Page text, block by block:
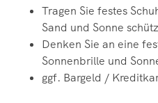
Tragen Sie festes
Sand und Sonne
Denken Sie an eine
Sonnenbrille und
ggf. Bargeld /